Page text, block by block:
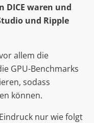
waren und
und Ripple
allem die
GPU-Benchmarks
sodass
können.
nur wie folgt